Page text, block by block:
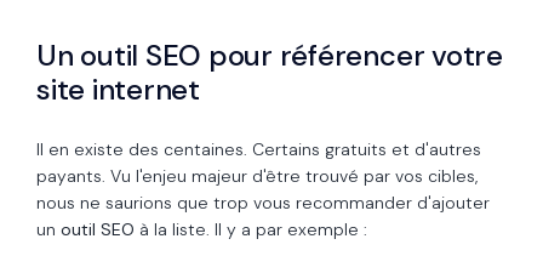
Un outil SEO pour référencer votre
site internet
Il en existe des centaines. Certains gratuits et d'autres
payants. Vu l'enjeu majeur d'être trouvé par vos cibles,
nous ne saurions que trop vous recommander d'ajouter
un outil SEO à la liste. Il y a par exemple :